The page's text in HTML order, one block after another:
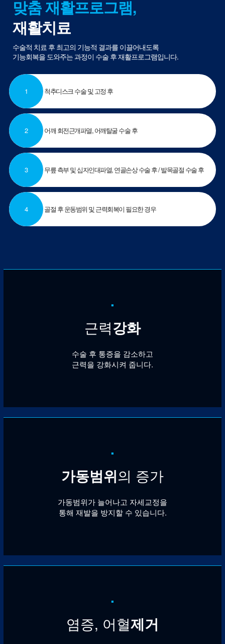
맞춤 재활프로그램,
재활치료
수술적 치료 후 최고의 기능적 결과를 이끌어내도록
기능회복을 도와주는 과정이 수술 후 재활프로그램입니다.
1 척추디스크 수술 및 고정 후
2 어깨 회전근개파열, 어깨탈굴 수술 후
3 무릎 측부 및 십자인대파열, 연골손상 수술 후 / 발목골절 수술 후
4 골절 후 운동범위 및 근력회복이 필요한 경우
.
근력강화
수술 후 통증을 감소하고
근력을 강화시켜 줍니다.
.
가동범위의 증가
가동범위가 늘어나고 자세교정을
통해 재발을 방지할 수 있습니다.
.
염증, 어혈제거